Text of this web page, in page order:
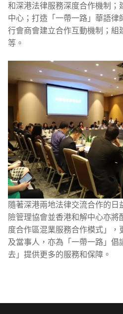
和深港法律服務深度合作機制；
中心；打造「一帶一路」華語律
行會商會建立合作互動機制；組
等。
隨著深港兩地法律交流合作的
險管理協會並香港和解中心亦
度合作區混業服務合作模式」
及當事人，亦為「一帶一路」倡
去」提供更多的服務和保障。